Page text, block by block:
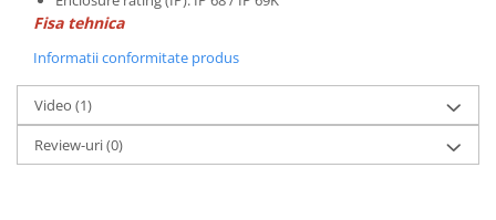
Seria Dimensions
Seria Force-GT
Seria Lyte
Seria PMT&PMC
Seria Sync
Fisa tehnica
Informatii conformitate produs
Video (1)
Review-uri(0)